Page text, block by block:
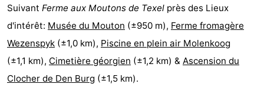
Residentie
Texel
Villapark
Vogelmient
Hôtels
Last
minutes
Plages
Voir
Suivant Ferme aux Moutons de Texel près des Lieux
d'intérêt: Musée du Mouton (±950 m), Ferme fromagère
Wezenspyk (±1,0 km), Piscine en plein air Molenkoog
(±1,1 km), Cimetière géorgien (±1,2 km) & Ascension du
Clocher de Den Burg (±1,5 km).